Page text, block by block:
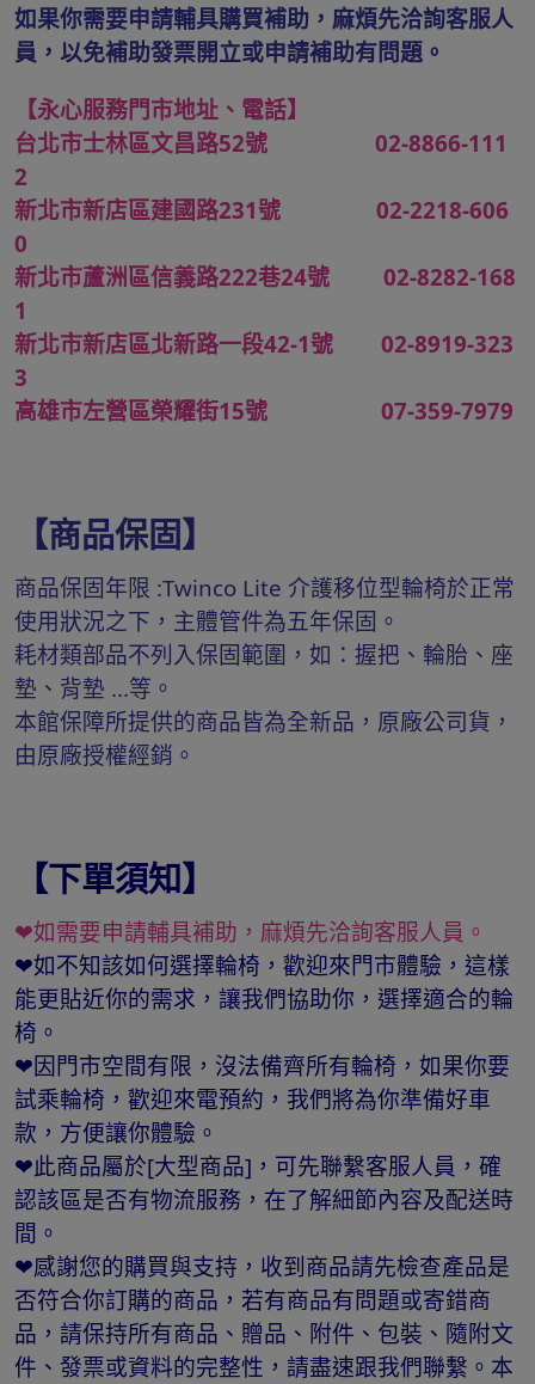
如果你需要申請輔具購買補助，麻煩先洽詢客服人
員，以免補助發票開立或申請補助有問題。
【永心服務門市地址、電話】
台北市士林區文昌路52號 02-8866-111
2
新北市新店區建國路231號 02-2218-606
0
新北市蘆洲區信義路222巷24號 02-8282-168
1
新北市新店區北新路一段42-1號 02-8919-323
3
高雄市左營區榮耀街15號 07-359-7979
【商品保固】
商品保固年限 :Twinco Lite 介護移位型輪椅於正常
使用狀況之下，主體管件為五年保固。
耗材類部品不列入保固範圍，如：握把、輪胎、座
墊、背墊 ...等。
本館保障所提供的商品皆為全新品，原廠公司貨，
由原廠授權經銷。
【下單須知】
❤如需要申請輔具補助，麻煩先洽詢客服人員。
❤如不知該如何選擇輪椅，歡迎來門市體驗，這樣
能更貼近你的需求，讓我們協助你，選擇適合的輪
椅。
❤因門市空間有限，沒法備齊所有輪椅，如果你要
試乘輪椅，歡迎來電預約，我們將為你準備好車
款，方便讓你體驗。
❤此商品屬於[大型商品]，可先聯繫客服人員，確
認該區是否有物流服務，在了解細節內容及配送時
間。
❤感謝您的購買與支持，收到商品請先檢查產品是
否符合你訂購的商品，若有商品有問題或寄錯商
品，請保持所有商品、贈品、附件、包裝、隨附文
件、發票或資料的完整性，請盡速跟我們聯繫。本